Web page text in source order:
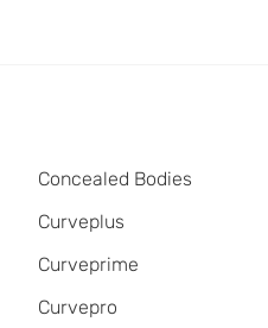
Concealed Bodies
Curveplus
Curveprime
Curvepro